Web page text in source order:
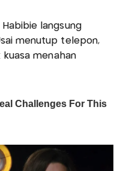
langsung
menutup telepon,
kuasa menahan